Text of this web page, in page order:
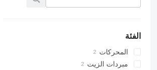
الفئة
المحركات
مبردات الزيت